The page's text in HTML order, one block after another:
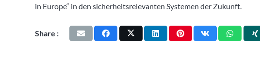
in Europe“ in den sicherheitsrelevanten Systemen der Zukunft.
Share :